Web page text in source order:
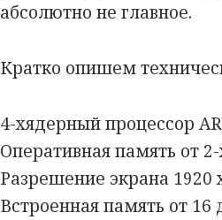
абсолютно не главное.
Кратко опишем
4-хядерный процессор
Оперативная память от
Разрешение экрана 1920
Встроенная память от 16